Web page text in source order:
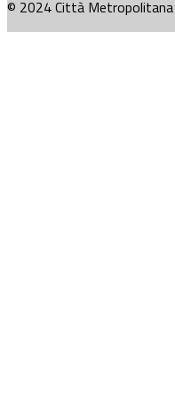
© 2024 Città Metropolitana